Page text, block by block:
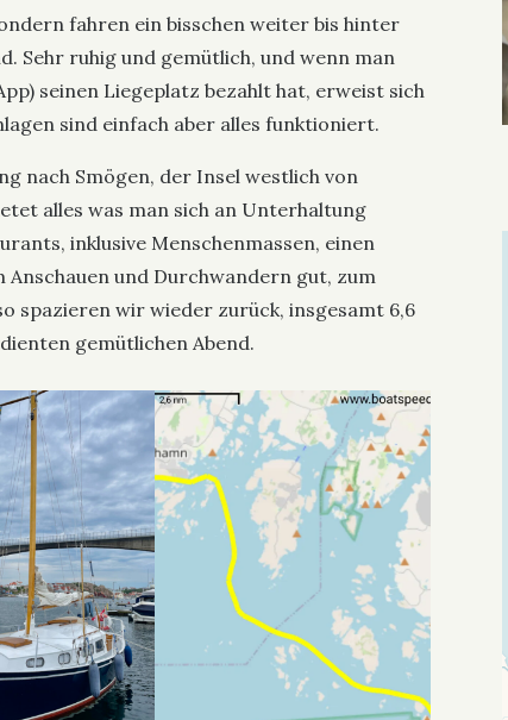
fahren ein bisschen weiter bis hinter
Sehr ruhig und gemütlich, und wenn man
seinen Liegeplatz bezahlt hat, erweist sich
sind einfach aber alles funktioniert.
nach Smögen, der Insel westlich von
alles was man sich an Unterhaltung
inklusive Menschenmassen, einen
und Durchwandern gut, zum
spazieren wir wieder zurück, insgesamt 6,6
gemütlichen Abend.